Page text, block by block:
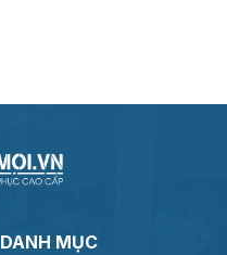
DANH MỤC